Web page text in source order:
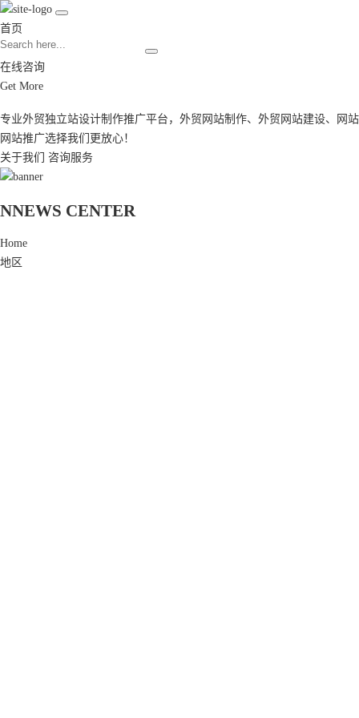
首页
在线咨询
Get More
专业外贸独立站设计制作推广平台， 外贸网站制作、 外贸网站建设、
网站
网站推广选择我们更放心！
关于我们
咨询服务
NNEWS CENTER
Home
地区